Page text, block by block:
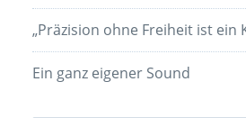
„Präzision ohne Freiheit ist ein
Ein ganz eigener Sound